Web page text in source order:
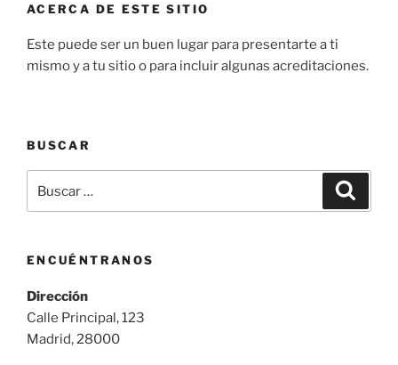
ACERCA DE ESTE SITIO
Este puede ser un buen lugar para presentarte a ti
mismo y a tu sitio o para incluir algunas acreditaciones.
BUSCAR
por:
ENCUÉNTRANOS
Dirección
Calle Principal, 123
Madrid, 28000